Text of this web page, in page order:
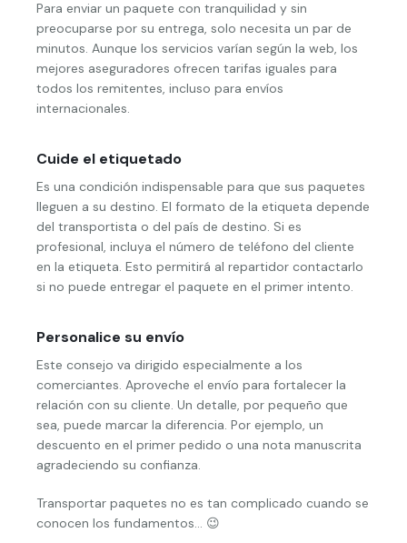
Para enviar un paquete con tranquilidad y sin
preocuparse por su entrega, solo necesita un par de
minutos. Aunque los servicios varían según la web, los
mejores aseguradores ofrecen tarifas iguales para
todos los remitentes, incluso para envíos
internacionales.
Cuide el etiquetado
Es una condición indispensable para que sus paquetes
lleguen a su destino. El formato de la etiqueta depende
del transportista o del país de destino. Si es
profesional, incluya el número de teléfono del cliente
en la etiqueta. Esto permitirá al repartidor contactarlo
si no puede entregar el paquete en el primer intento.
Personalice su envío
Este consejo va dirigido especialmente a los
comerciantes. Aproveche el envío para fortalecer la
relación con su cliente. Un detalle, por pequeño que
sea, puede marcar la diferencia. Por ejemplo, un
descuento en el primer pedido o una nota manuscrita
agradeciendo su confianza.
Transportar paquetes no es tan complicado cuando se
conocen los fundamentos... 😉